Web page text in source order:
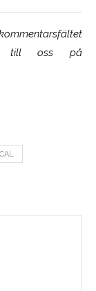
till oss på